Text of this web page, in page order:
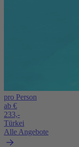
pro Person
ab €
233,-
Türkei
Alle Angebote